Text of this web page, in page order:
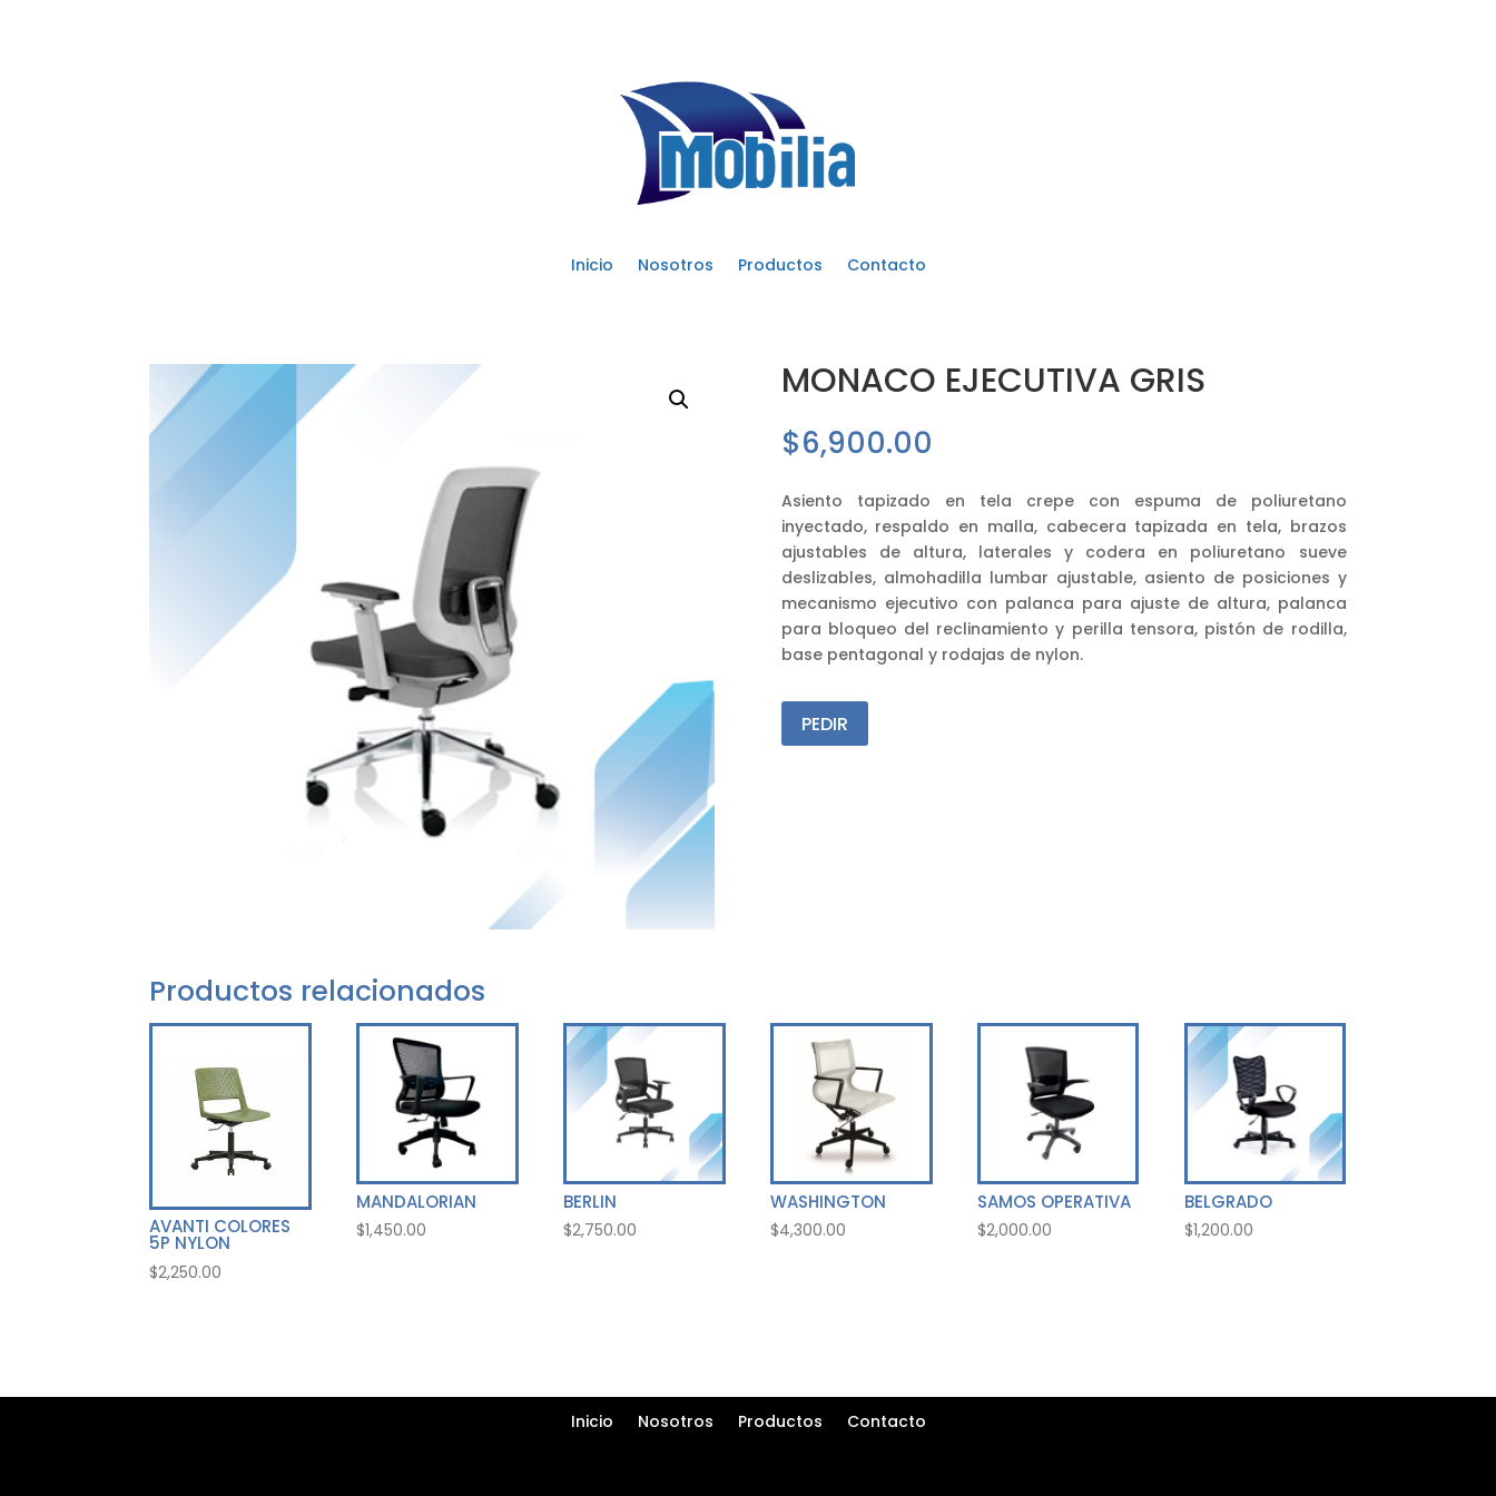
Inicio Nosotros Productos Contacto
MONACO EJECUTIVA GRIS
$6,900.00
Asiento tapizado en tela crepe con espuma de poliuretano
inyectado, respaldo en malla, cabecera tapizada en tela, brazos
ajustables de altura, laterales y codera en poliuretano sueve
deslizables, almohadilla lumbar ajustable, asiento de posiciones y
mecanismo ejecutivo con palanca para ajuste de altura, palanca
para bloqueo del reclinamiento y perilla tensora, pistón de rodilla,
base pentagonal y rodajas de nylon.
PEDIR
Productos relacionados
AVANTI COLORES
5P NYLON
$2,250.00
MANDALORIAN
$1,450.00
BERLIN
$2,750.00
WASHINGTON
$4,300.00
SAMOS OPERATIVA
$2,000.00
BELGRADO
$1,200.00
Inicio Nosotros Productos Contacto